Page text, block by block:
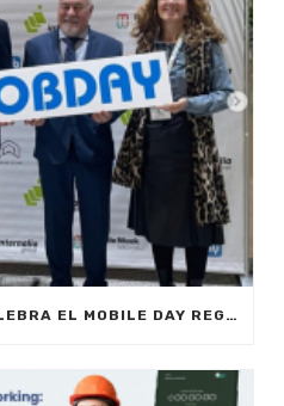
INTERNALIA GROUP CELEBRA EL MOBILE DAY REGISTRO HORARIO EN MARBELLA